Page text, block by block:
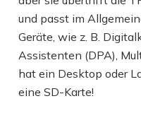
und passt im
Geräte, wie z. B.
Assistenten (DPA),
hat ein Desktop oder
eine SD-Karte!